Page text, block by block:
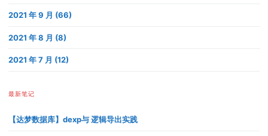
2021 年 9 月 (66)
2021 年 8 月 (8)
2021 年 7 月 (12)
最新笔记
【达梦数据库】dexp与 逻辑导出实践